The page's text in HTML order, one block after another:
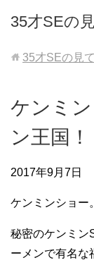
35才SEの
35才SEの見
ケンミ
ン王国！
2017年9月7日
ケンミンショー
秘密のケンミン
ーメンで有名な